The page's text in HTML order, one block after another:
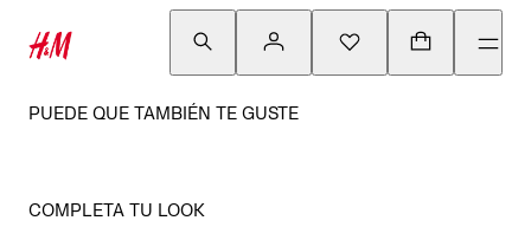
PUEDE QUE TAMBIÉN TE GUSTE
COMPLETA TU LOOK